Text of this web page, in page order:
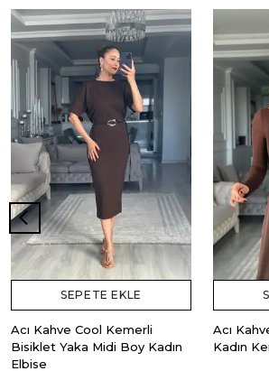
SEPETE EKLE
Acı Kahve Cool Kemerli
Bisiklet Yaka Midi Boy Kadın
Elbise
Acı
Kadın